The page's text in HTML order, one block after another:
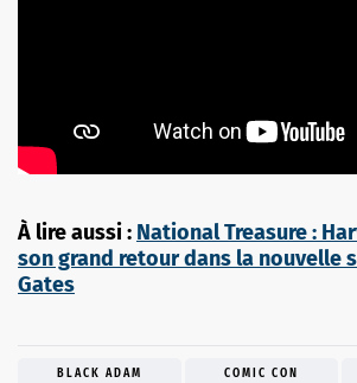
À lire aussi : National Treasure :
son grand retour dans la nouvelle
Gates
BLACK ADAM COMIC CON